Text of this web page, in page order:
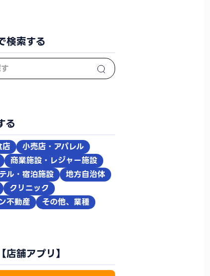
検索する
る
小売店・アパレル
商業施設・レジャー施設
ル・宿泊施設
地方自治体
クリニック
不動産
その他、業種
舗アプリ】